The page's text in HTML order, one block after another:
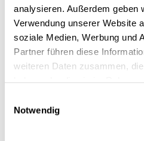
analysieren. Außerdem geben
Verwendung unserer Website
soziale Medien, Werbung und
Partner führen diese
weiteren Daten zusammen,
Notwendig
DEM
Artikelnummer: